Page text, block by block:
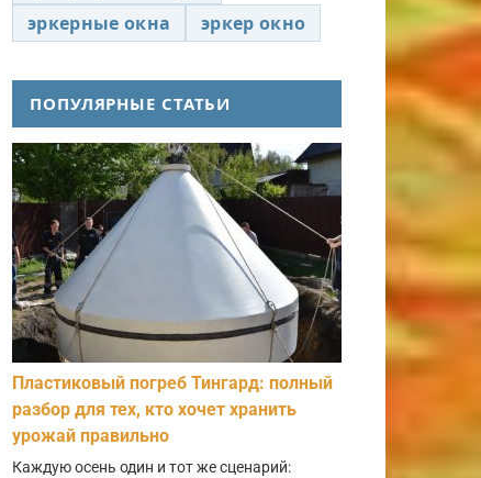
эркерные окна
эркер окно
ПОПУЛЯРНЫЕ СТАТЬИ
Пластиковый погреб Тингард: полный
разбор для тех, кто хочет хранить
урожай правильно
Каждую осень один и тот же сценарий: